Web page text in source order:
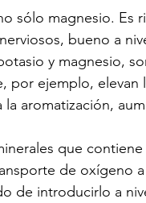
sólo magnesio. Es
bueno a
y magnesio,
por ejemplo,
la aromatización,
que
de oxígeno
de introducirlo a